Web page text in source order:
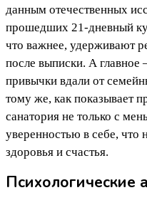
данным отечественных
прошедших 21-дневный
что важнее, удерживают
после выписки. А
привычки вдали от
тому же, как показывает
санатория не только с
уверенностью в себе, что
здоровья и счастья.
Психологические